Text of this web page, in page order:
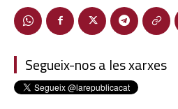
Segueix-nos a les xarxes